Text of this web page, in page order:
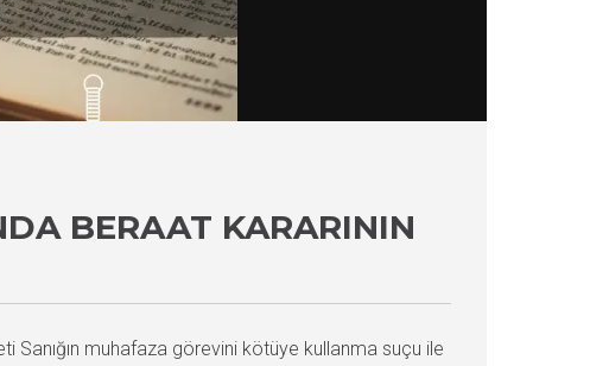
BERAAT KARARININ
Sanığın muhafaza görevini kötüye kullanma suçu ile